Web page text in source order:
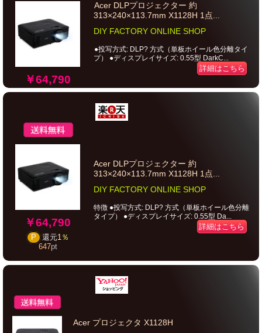
￥64,790
Acer DLPプロジェクター 約
313×240×113.7mm X1128H 1点...
DIY FACTORY ONLINE SHOP
●投写方式: DLP? 方式（単板ホイール色分離タイ
プ） ●ディスプレイサイズ: 0.55型 DarkC...
詳細はこちら
￥64,790
P 還元1％
647pt
Acer DLPプロジェクター 約
313×240×113.7mm X1128H 1点...
DIY FACTORY ONLINE SHOP
特徴 ●投写方式: DLP? 方式（単板ホイール色分離
タイプ） ●ディスプレイサイズ: 0.55型 Da...
詳細はこちら
Acer プロジェクタ X1128H